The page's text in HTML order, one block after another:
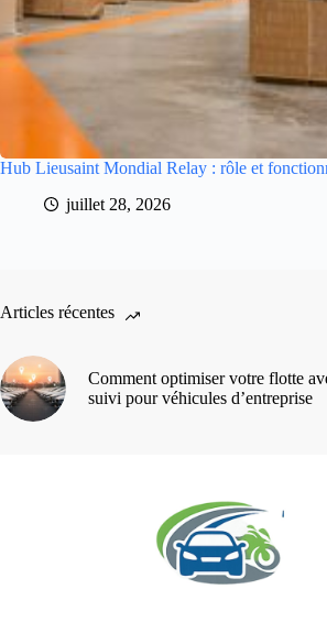
Hub Lieusaint Mondial Relay : rôle et
juillet 28, 2026
Articles récentes
Comment optimiser votre flotte
suivi pour véhicules d’entreprise